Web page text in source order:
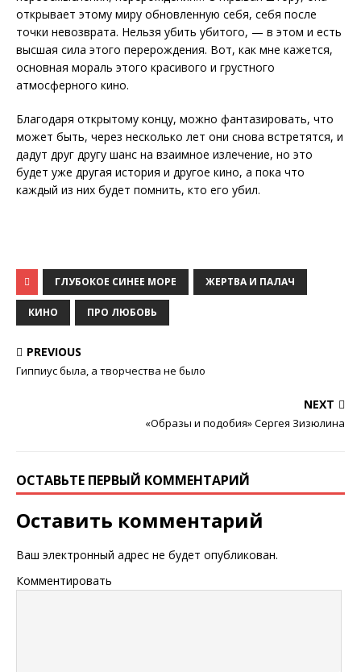
открывает этому миру обновленную себя, себя после
точки невозврата. Нельзя убить убитого, — в этом и есть
высшая сила этого перерождения. Вот, как мне кажется,
основная мораль этого красивого и грустного
атмосферного кино.
Благодаря открытому концу, можно фантазировать, что
может быть, через несколько лет они снова встретятся, и
дадут друг другу шанс на взаимное излечение, но это
будет уже другая история и другое кино, а пока что
каждый из них будет помнить, кто его убил.
ГЛУБОКОЕ СИНЕЕ МОРЕ ЖЕРТВА И ПАЛАЧ
КИНО ПРО ЛЮБОВЬ
PREVIOUS
Гиппиус была, а творчества не было
NEXT
«Образы и подобия» Сергея Зизюлина
ОСТАВЬТЕ ПЕРВЫЙ КОММЕНТАРИЙ
Оставить комментарий
Ваш электронный адрес не будет опубликован.
Комментировать